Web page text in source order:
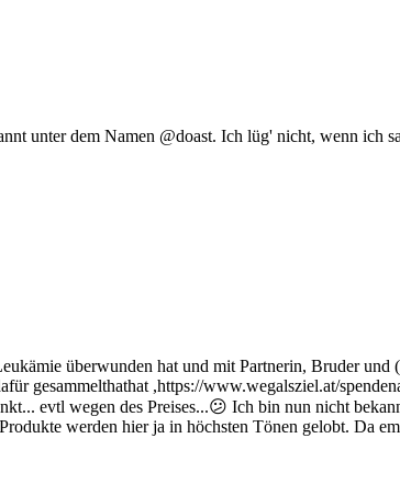
unter dem Namen @doast. Ich lüg' nicht, wenn ich
überwunden hat und mit Partnerin, Bruder und
gesammelthathat ,https://www.wegalsziel.at/
evtl wegen des Preises...😕 Ich bin nun nicht
werden hier ja in höchsten Tönen gelobt. Da